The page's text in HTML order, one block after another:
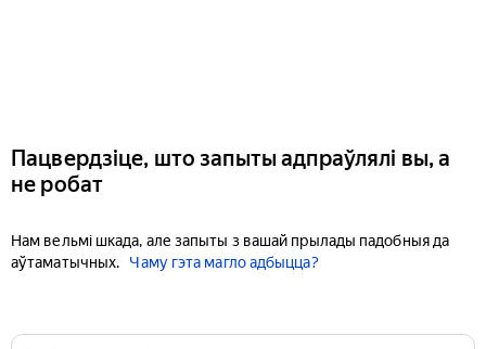
Пацвердзіце, што запыты адпраўлялі вы, а
не робат
Нам вельмі шкада, але запыты з вашай прылады падобныя да
аўтаматычных.
Чаму гэта магло адбыцца?